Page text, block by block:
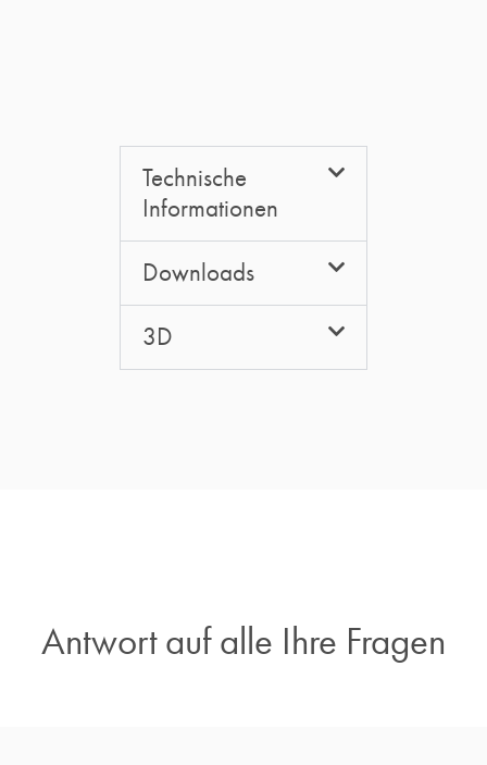
Technische
Informationen
Downloads
3D
Antwort auf alle Ihre Fragen​